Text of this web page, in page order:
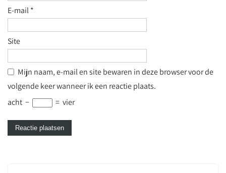
E-mail*
Site
Mijn naam, e-mail en site bewaren in deze browser voor de
volgende keer wanneer ik een reactie plaats.
acht − = vier